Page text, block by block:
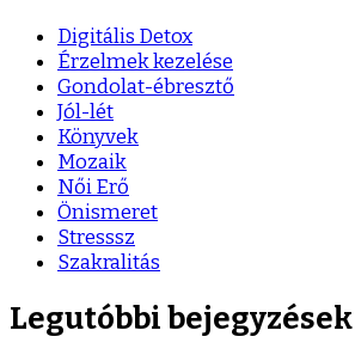
Digitális Detox
Érzelmek kezelése
Gondolat-ébresztő
Jól-lét
Könyvek
Mozaik
Női Erő
Önismeret
Stresssz
Szakralitás
Legutóbbi bejegyzések